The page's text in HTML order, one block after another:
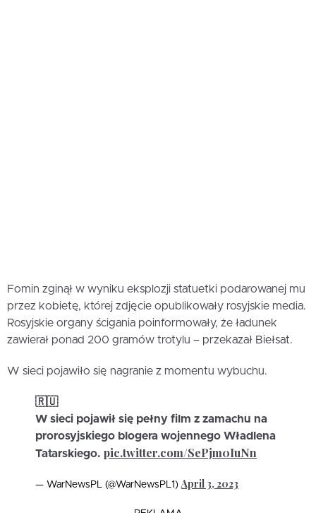
Fomin zginął w wyniku eksplozji statuetki podarowanej mu
przez kobietę, której zdjęcie opublikowały rosyjskie media.
Rosyjskie organy ścigania poinformowały, że ładunek
zawierał ponad 200 gramów trotylu – przekazał Biełsat.
W sieci pojawiło się nagranie z momentu wybuchu.
🇷🇺
W sieci pojawił się pełny film z zamachu na
prorosyjskiego blogera wojennego Władlena
Tatarskiego. pic.twitter.com/SePjm0IuNn
— WarNewsPL (@WarNewsPL1)April 3, 2023